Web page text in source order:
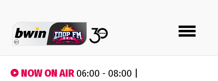
Toggle
navigation
NOW ON AIR06:00 - 08:00 |